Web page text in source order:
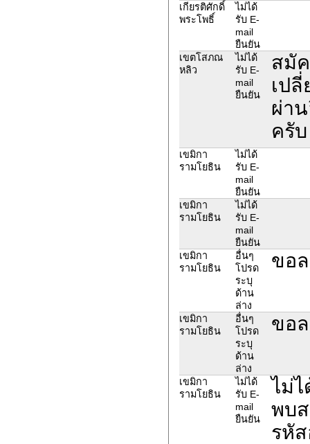
เกียรติศักดิ์
พระโพธิ์
ไม่ได้
รับ E-
mail
ยืนยัน
เขตโสภณ
หลิว
ไม่ได้
รับ E-
mail
ยืนยัน
สมั
เป
ผ่า
ครับ
เขมิกา
รามโยธิน
ไม่ได้
รับ E-
mail
ยืนยัน
เขมิกา
รามโยธิน
ไม่ได้
รับ E-
mail
ยืนยัน
เขมิกา
รามโยธิน
อื่นๆ
โปรด
ระบุ
ด้าน
ล่าง
ขอ
เขมิกา
รามโยธิน
อื่นๆ
โปรด
ระบุ
ด้าน
ล่าง
ขอ
เขมิกา
รามโยธิน
ไม่ได้
รับ E-
mail
ยืนยัน
ไม่
พบ
รหั